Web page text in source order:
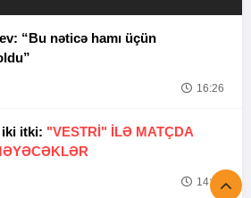
“Bu nəticə hamı üçün
16:26
iki itki: "VESTRİ" İLƏ MATÇDA
14:37